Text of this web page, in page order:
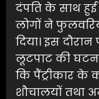
दंपति के साथ हुई
लोगों ने
दिया। इस
लूटपाट की
कि पैंट्रीकार के
शौचालयों तथा